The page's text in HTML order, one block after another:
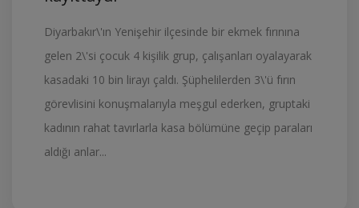
Diyarbakır\'ın Yenişehir ilçesinde bir ekmek fırınına
gelen 2\'si çocuk 4 kişilik grup, çalışanları oyalayarak
kasadaki 10 bin lirayı çaldı. Şüphelilerden 3\'ü fırın
görevlisini konuşmalarıyla meşgul ederken, gruptaki
kadının rahat tavırlarla kasa bölümüne geçip paraları
aldığı anlar...